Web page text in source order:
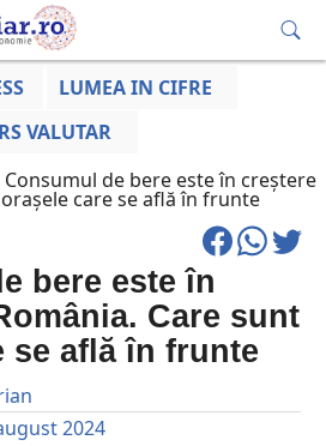
LUMEA IN CIFRE
VALUTAR
Consumul de bere este în creștere
care se află în frunte
bere este în
Care sunt
se află în frunte
2024